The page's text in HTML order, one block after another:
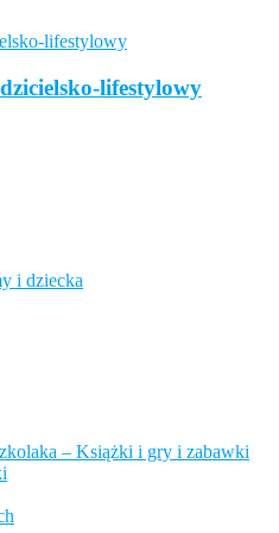
rodzicielsko-
miejsca przyjazne
lifestylowy
i dziecka
– Książki i gry i zabawki